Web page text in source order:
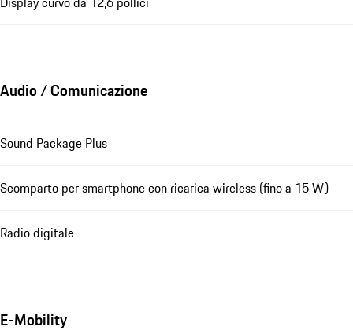
Audio / Comunicazione
Sound Package Plus
Scomparto per smartphone con ricarica wireless (fino a 15 W)
Radio digitale
E-Mobility